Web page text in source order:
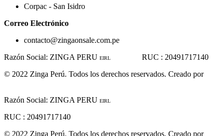
Corpac - San Isidro
Correo Electrónico
contacto@zingaonsale.com.pe
Razón Social: ZINGA PERU EIRL RUC : 20491717140
© 2022 Zinga Perú. Todos los derechos reservados. Creado por
Razón Social: ZINGA PERU EIRL
RUC : 20491717140
© 2022 Zinga Perú. Todos los derechos reservados. Creado por